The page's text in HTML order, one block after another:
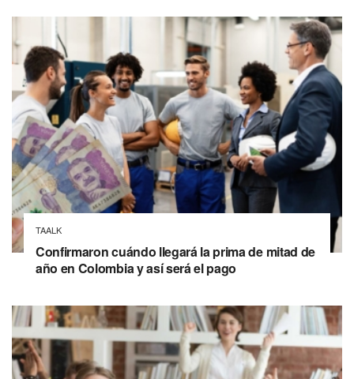
TAALK
Confirmaron cuándo llegará la prima de mitad de
año en Colombia y así será el pago